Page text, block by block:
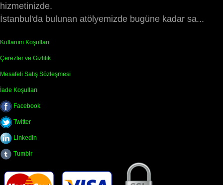
hizmetinizde.
İstanbul'da bulunan atölyemizde bugüne kadar sa...
Kullanım Koşulları
Çerezler ve Gizlilik
Mesafeli Satış Sözleşmesi
İade Koşulları
Facebook
Twitter
LinkedIn
Tumblr